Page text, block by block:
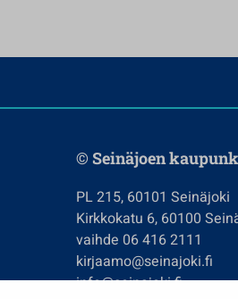
© Seinäjoen
PL 215, 60101 Seinäjoki
Kirkkokatu 6, 60100
vaihde 06 416 2111
kirjaamo@seinajoki.fi
info@seinajoki.fi